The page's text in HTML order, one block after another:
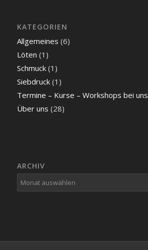
KATEGORIEN
Allgemeines (6)
Löten (1)
Schmuck(1)
Siebdruck(1)
Termine – Kurse – Workshops bei uns
Über uns (28)
ARCHIV